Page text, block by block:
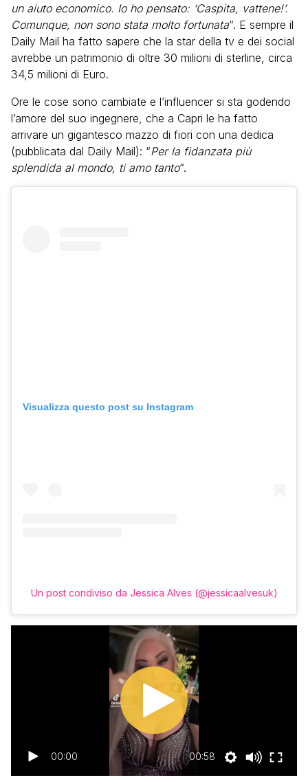
un aiuto economico. Io ho pensato: ‘Caspita, vattene!’.
Comunque, non sono stata molto fortunata“. E sempre il
Daily Mail ha fatto sapere che la star della tv e dei social
avrebbe un patrimonio di oltre 30 milioni di sterline, circa
34,5 milioni di Euro.
Ore le cose sono cambiate e l’influencer si sta godendo
l’amore del suo ingegnere, che a Capri le ha fatto
arrivare un gigantesco mazzo di fiori con una dedica
(pubblicata dal Daily Mail): “Per la fidanzata più
splendida al mondo, ti amo tanto“.
Visualizza questo post su Instagram
Un post condiviso da Jessica Alves (@jessicaalvesuk)
00:00 00:58